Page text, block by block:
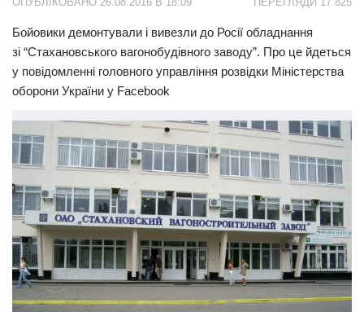
Харків
Донбас
Схід
Економіка
Політика
Світ
Цікаво
Наука
Технології
Бойовики демонтували і вивезли до Росії обладнання
зі “Стахановського вагонобудівного заводу”. Про це йдеться
у повідомленні головного управління розвідки Міністерства
оборони України у Facebook